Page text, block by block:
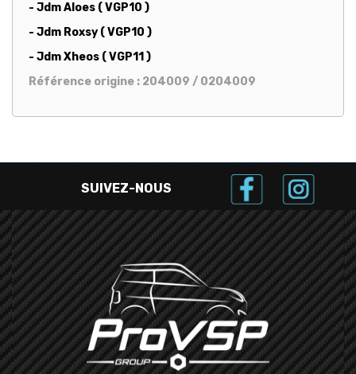
- Jdm Aloes ( VGP10 )
- Jdm Roxsy ( VGP10 )
- Jdm Xheos ( VGP11 )
Référence origine : 204009 / 0204009
SUIVEZ-NOUS